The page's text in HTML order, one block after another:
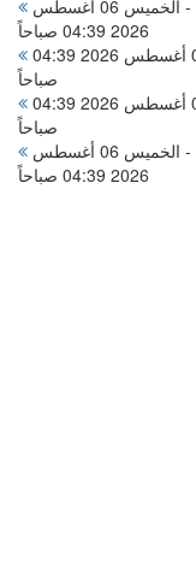
-
الخميس 06 أغسطس
2026 04:39 صباحاً
الخميس 06 أغسطس 2026 04:39
صباحاً
الخميس 06 أغسطس 2026 04:39
صباحاً
-
الخميس 06 أغسطس
2026 04:39 صباحاً